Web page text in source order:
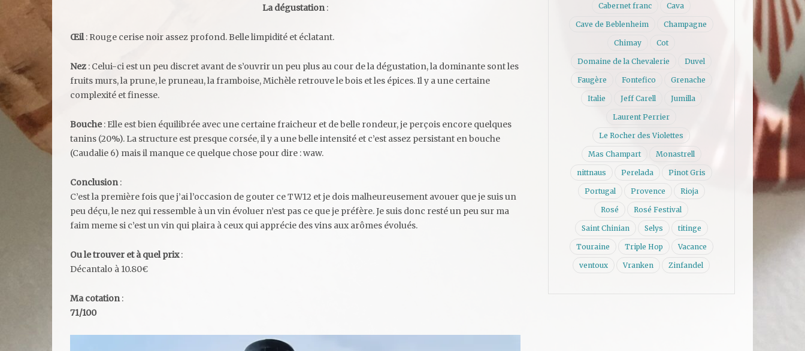
La dégustation:
Œil: Rouge cerise noir assez profond. Belle limpidité et éclatant.
Nez : Celui-ci est un peu discret avant de s’ouvrir un peu plus au cour de la dégustation, la dominante sont les
fruits murs, la prune, le pruneau, la framboise, Michèle retrouve le bois et les épices. Il y a une certaine
complexité et finesse.
Bouche: Elle est bien équilibrée avec une certaine fraicheur et de belle rondeur, je perçois encore quelques
tanins (20%). La structure est presque corsée, il y a une belle intensité et c’est assez persistant en bouche
(Caudalie 6) mais il manque ce quelque chose pour dire : waw.
Conclusion:
C’est la première fois que j’ai l’occasion de gouter ce TW12 et je dois malheureusement avouer que je suis un
peu déçu, le nez qui ressemble à un vin évoluer n’est pas ce que je préfère. Je suis donc resté un peu sur ma
faim meme si c’est un vin qui plaira à ceux qui apprécie des vins aux arômes évolués.
Ou le trouver et à quel prix:
Décantalo à 10.80€
Ma cotation:
71/100
Cabernet franc Cava
Cave de Beblenheim Champagne
Chimay Cot
Domaine de la Chevalerie Duvel
Faugère Fontefico Grenache
Italie Jeff Carell Jumilla
Laurent Perrier
Le Rocher des Violettes
Mas Champart Monastrell
nittnaus Perelada Pinot Gris
Portugal Provence Rioja
Rosé Rosé Festival
Saint Chinian Selys titinge
Touraine Triple Hop Vacance
ventoux Vranken Zinfandel